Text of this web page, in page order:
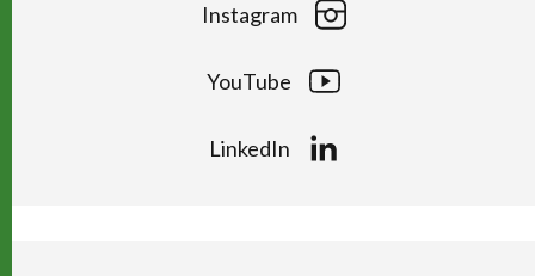
Instagram
YouTube
LinkedIn